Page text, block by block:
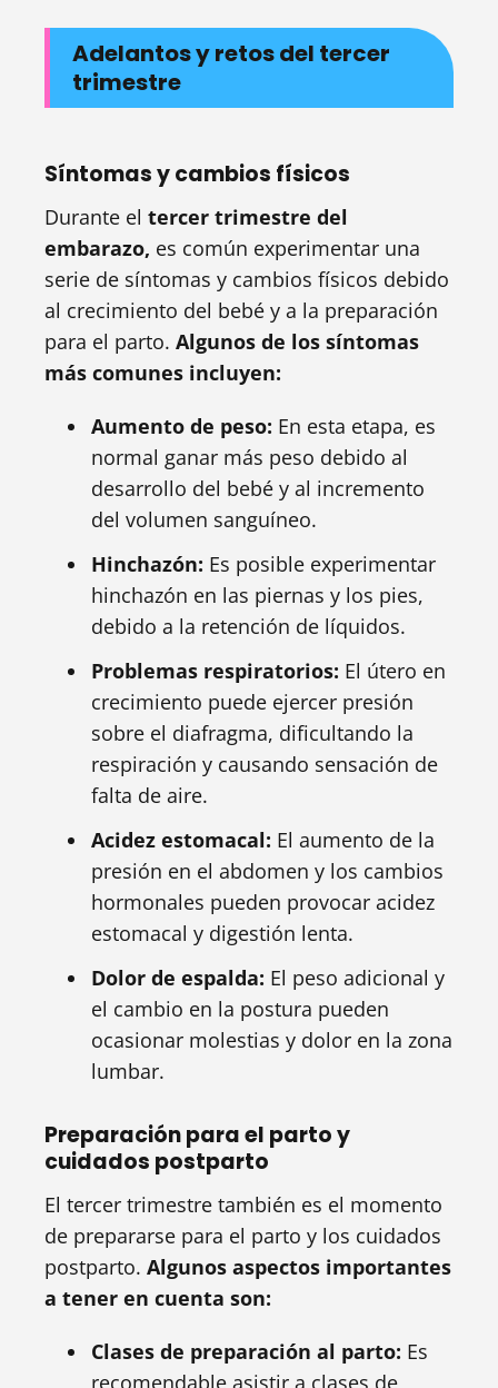
Adelantos y retos del tercer
trimestre
Síntomas y cambios físicos
Durante el tercer trimestre del
embarazo, es común experimentar una
serie de síntomas y cambios físicos debido
al crecimiento del bebé y a la preparación
para el parto. Algunos de los síntomas
más comunes incluyen:
Aumento de peso: En esta etapa, es
normal ganar más peso debido al
desarrollo del bebé y al incremento
del volumen sanguíneo.
Hinchazón: Es posible experimentar
hinchazón en las piernas y los pies,
debido a la retención de líquidos.
Problemas respiratorios: El útero en
crecimiento puede ejercer presión
sobre el diafragma, dificultando la
respiración y causando sensación de
falta de aire.
Acidez estomacal: El aumento de la
presión en el abdomen y los cambios
hormonales pueden provocar acidez
estomacal y digestión lenta.
Dolor de espalda: El peso adicional y
el cambio en la postura pueden
ocasionar molestias y dolor en la zona
lumbar.
Preparación para el parto y
cuidados postparto
El tercer trimestre también es el momento
de prepararse para el parto y los cuidados
postparto. Algunos aspectos importantes
a tener en cuenta son:
Clases de preparación al parto: Es
recomendable asistir a clases de